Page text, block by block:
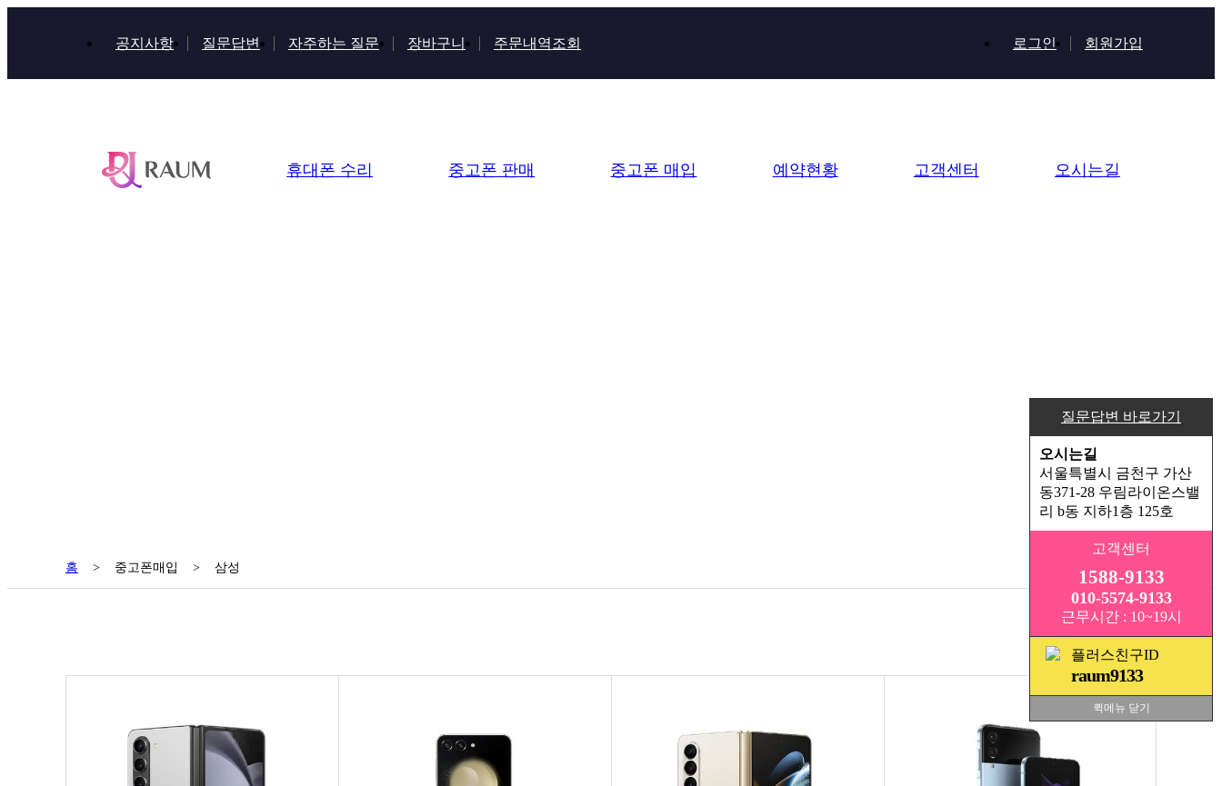
공지사항 질문답변 자주하는 질문 장바구니 주문내역조회 회원가입
로그인
휴대폰 수리 중고폰 판매 중고폰 매입 예약현황 고객센터 오시는길
홈 > 중고폰매입 > 삼성
질문답변 바로가기
오시는길
서울특별시 금천구 가산
동371-28 우림라이온스밸
리 b동 지하1층 125호
고객센터
1588-9133
010-5574-9133
근무시간 : 10~19시
플러스친구ID
raum9133
퀵메뉴 닫기